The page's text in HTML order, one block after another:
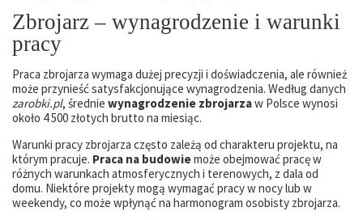
Zbrojarz – wynagrodzenie i warunki
pracy
Praca zbrojarza wymaga dużej precyzji i doświadczenia, ale również
może przynieść satysfakcjonujące wynagrodzenia. Według danych
zarobki.pl, średnie wynagrodzenie zbrojarzaw Polsce wynosi
około 4 500 złotych brutto na miesiąc.
Warunki pracy zbrojarza często zależą od charakteru projektu, na
którym pracuje. Praca na budowiemoże obejmować pracę w
różnych warunkach atmosferycznych i terenowych, z dala od
domu. Niektóre projekty mogą wymagać pracy w nocy lub w
weekendy, co może wpłynąć na harmonogram osobisty zbrojarza.